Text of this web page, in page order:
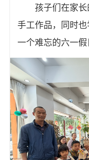
孩子们在家
手工作品，同时
一个难忘的六一假